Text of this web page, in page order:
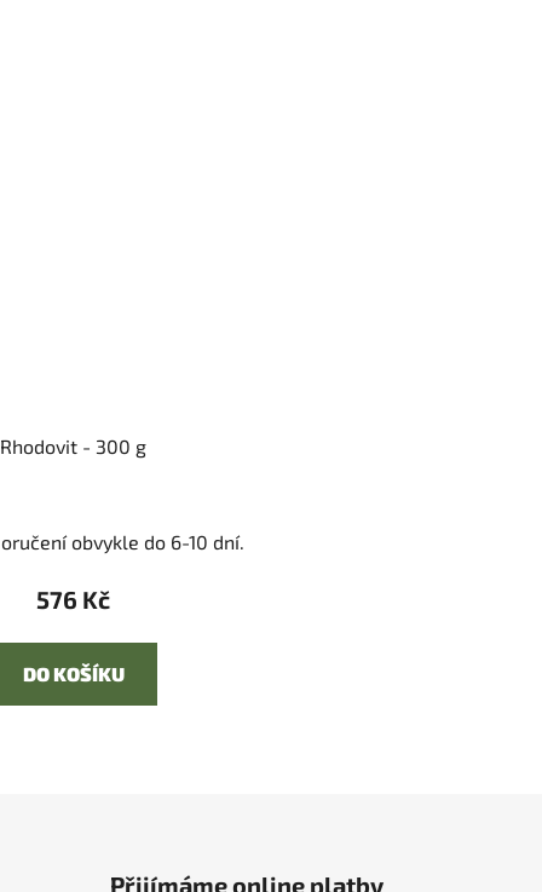
Rhodovit - 300 g
obvykle do 6-10 dní.
576 Kč
DO KOŠÍKU
Přijímáme online platby